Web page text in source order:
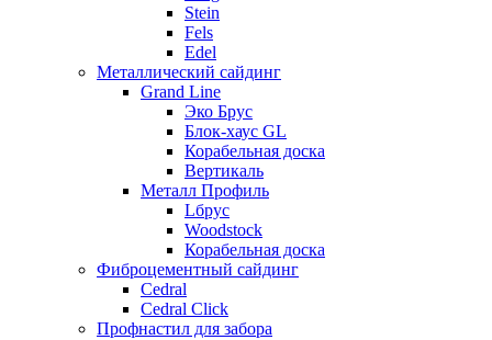
Stein
Fels
Edel
Металлический сайдинг
Grand Line
Эко Брус
Блок-хаус GL
Корабельная доска
Вертикаль
Металл Профиль
Lбрус
Woodstock
Корабельная доска
Фиброцементный сайдинг
Cedral
Cedral Click
Профнастил для забора